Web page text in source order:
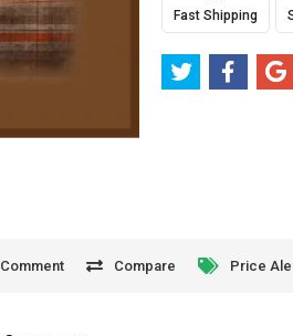
Fast Shipping
Comment Compare Price